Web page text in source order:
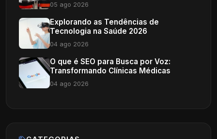
05 ago 2026
Explorando as Tendências de
Tecnologia na Saúde 2026
04 ago 2026
O que é SEO para Busca por Voz:
Transformando Clínicas Médicas
04 ago 2026